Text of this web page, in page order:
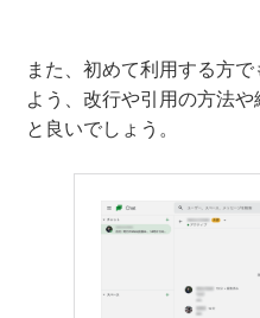
また、初めて利用する方
よう、改行や引用の方法
と良いでしょう。